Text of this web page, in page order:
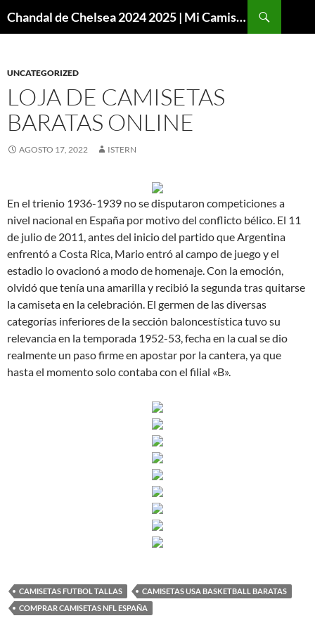
Chandal de Chelsea 2024 2025 | Mi Camiseta Futbol
UNCATEGORIZED
LOJA DE CAMISETAS
BARATAS ONLINE
AGOSTO 17, 2022 ISTERN
En el trienio 1936-1939 no se disputaron competiciones a
nivel nacional en España por motivo del conflicto bélico. El 11
de julio de 2011, antes del inicio del partido que Argentina
enfrentó a Costa Rica, Mario entró al campo de juego y el
estadio lo ovacionó a modo de homenaje. Con la emoción,
olvidó que tenía una amarilla y recibió la segunda tras quitarse
la camiseta en la celebración. El germen de las diversas
categorías inferiores de la sección baloncestística tuvo su
relevancia en la temporada 1952-53, fecha en la cual se dio
realmente un paso firme en apostar por la cantera, ya que
hasta el momento solo contaba con el filial «B».
CAMISETAS FUTBOL TALLAS
CAMISETAS USA BASKETBALL BARATAS
COMPRAR CAMISETAS NFL ESPAÑA